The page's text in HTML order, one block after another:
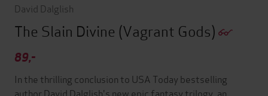
David Dalglish
The Slain Divine (Vagrant Gods)
89,-
In the thrilling conclusion to USA Today bestselling
author David Dalglish's new epic fantasy trilogy, an